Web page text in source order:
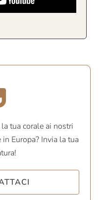
tua corale ai nostri
Europa? Invia la tua